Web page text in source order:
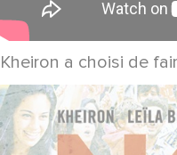
Kheiron a choisi de